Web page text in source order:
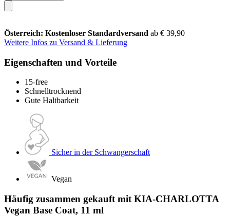
Österreich: Kostenloser Standardversand ab € 39,90
Weitere Infos zu Versand & Lieferung
Eigenschaften und Vorteile
15-free
Schnelltrocknend
Gute Haltbarkeit
Sicher in der Schwangerschaft
Vegan
Häufig zusammen gekauft mit KIA-CHARLOTTA
Vegan Base Coat, 11 ml